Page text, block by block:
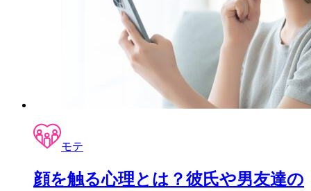
モテ
顔を触る心理とは？彼氏や男友達の